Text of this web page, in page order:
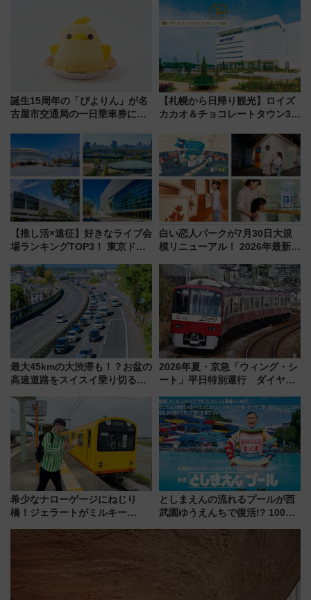
誕生15周年の「ぴよりん」が名
古屋市交通局の一日乗車券に！
【札幌から日帰り観光】ロイズ
カカオ＆チョコレートタウン3周
詰め放題を開催、ロイズタウン
駅からのアクセスも
【推し活×遠征】好きなライブ会
場ランキングTOP3！ 東京ドー
由と交通アクセス術、ライブ会
場に何を求める？
白い恋人パークが7月30日大規
模リニューアル！ 2026年最新の
と料金・アクセスを徹底解説
（札幌市）
最大45kmの大渋滞も！？お盆の
高速道路をスイスイ乗り切る快
2026年夏・京急「ウィング・シ
ート」平日特別運行 ダイヤ・
三浦海岸を堪能できるお出かけ
プランもご紹介
希少なナローゲージにねじり
橋！ジェラートがミルキー
としまえんの流れるプールが西
武園ゆうえんちで復活!? 100周
イダー」に注目 2026年夏は所
沢へ遊びに行こう